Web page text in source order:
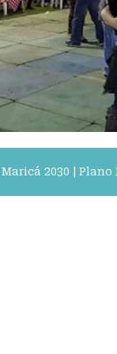
Maricá 2030 |